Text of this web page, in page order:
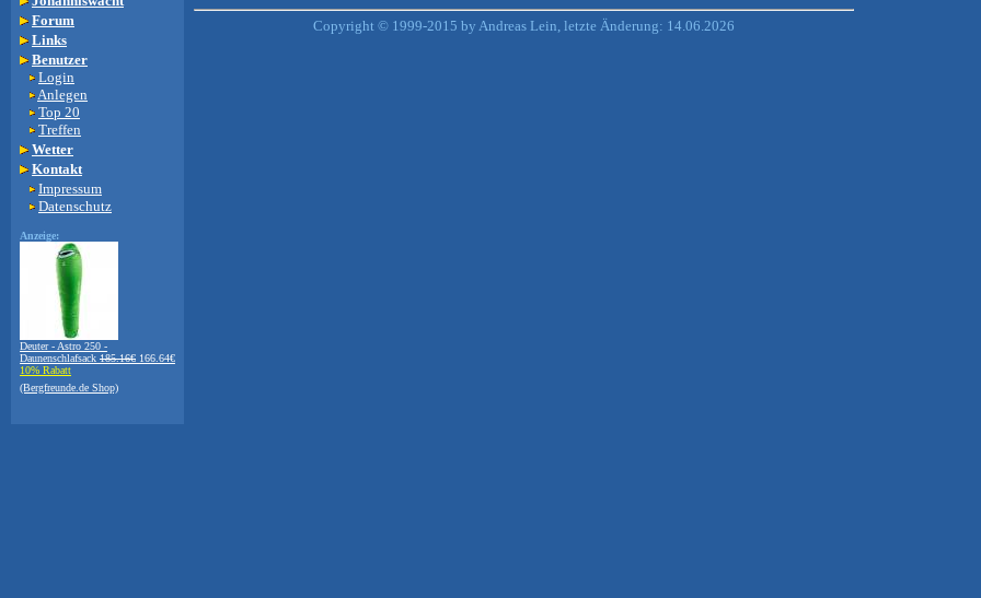
Forum
Links
Benutzer
Login
Anlegen
Top 20
Treffen
Wetter
Kontakt
Impressum
Datenschutz
Anzeige:
Deuter - Astro 250 -
Daunenschlafsack 185.16€ 166.64€
10% Rabatt
(Bergfreunde.de Shop)
Copyright © 1999-2015 by Andreas Lein, letzte Änderung: 14.06.2026